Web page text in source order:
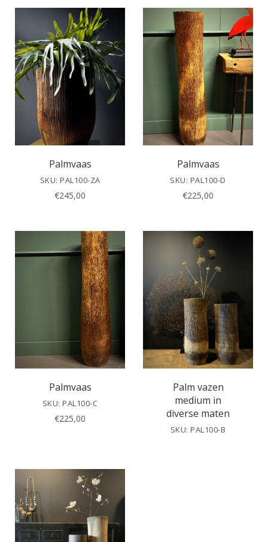
Palmvaas
SKU: PAL100-ZA
€245,00
Palmvaas
SKU: PAL100-D
€225,00
Palmvaas
SKU: PAL100-C
€225,00
Palm vazen
medium in
diverse maten
SKU: PAL100-B